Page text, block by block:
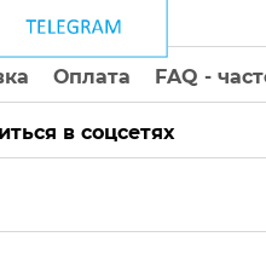
Оплата FAQ -
в соцсетях